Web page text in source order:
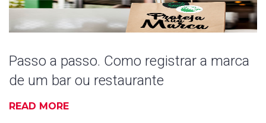
T
a
g
:
P
Passo a passo. Como registrar a marca
de um bar ou restaurante
READ MORE